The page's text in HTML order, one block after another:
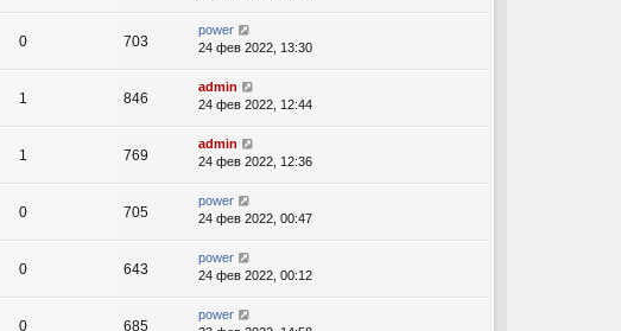
0 703
power
24 фев 2022, 13:30
1 846
admin
24 фев 2022, 12:44
1 769
admin
24 фев 2022, 12:36
0 705
power
24 фев 2022, 00:47
0 643
power
24 фев 2022, 00:12
0 685
power